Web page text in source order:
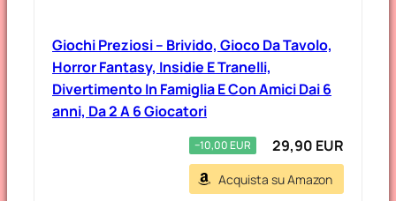
Giochi Preziosi – Brivido, Gioco Da Tavolo,
Horror Fantasy, Insidie E Tranelli,
Divertimento In Famiglia E Con Amici Dai 6
anni, Da 2 A 6 Giocatori
−10,00 EUR 29,90 EUR
Acquista su Amazon